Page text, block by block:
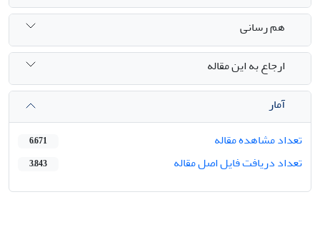
هم رسانی
ارجاع به این مقاله
آمار
تعداد مشاهده مقاله
6,671
تعداد دریافت فایل اصل مقاله 3,843